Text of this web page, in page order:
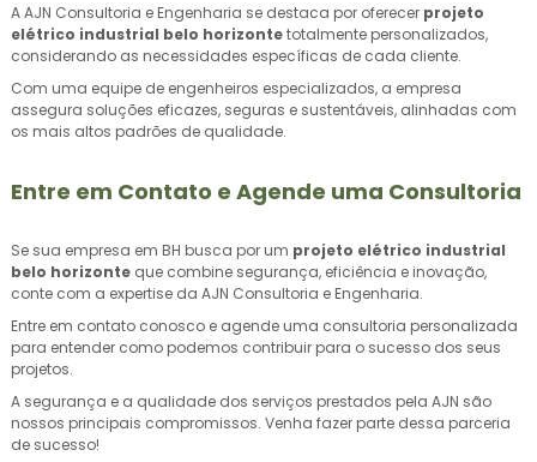
A AJN Consultoria e Engenharia se destaca por oferecer projeto
elétrico industrial belo horizontetotalmente personalizados,
considerando as necessidades específicas de cada cliente.
Com uma equipe de engenheiros especializados, a empresa
assegura soluções eficazes, seguras e sustentáveis, alinhadas com
os mais altos padrões de qualidade.
Entre em Contato e Agende uma Consultoria
Se sua empresa em BH busca por um projeto elétrico industrial
belo horizonte que combine segurança, eficiência e inovação,
conte com a expertise da AJN Consultoria e Engenharia.
Entre em contato conosco e agende uma consultoria personalizada
para entender como podemos contribuir para o sucesso dos seus
projetos.
A segurança e a qualidade dos serviços prestados pela AJN são
nossos principais compromissos. Venha fazer parte dessa parceria
de sucesso!